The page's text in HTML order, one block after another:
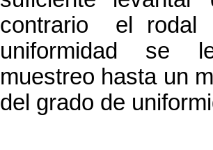
contrario el
uniformidad se
muestreo hasta un
del grado de